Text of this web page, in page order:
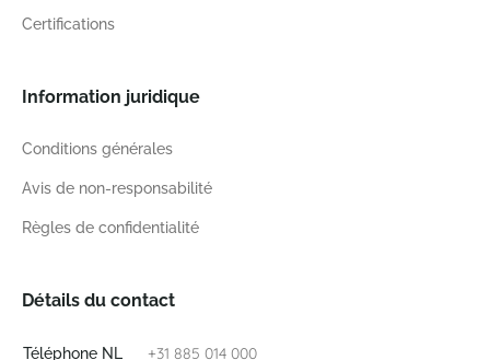
Certifications
Information juridique
Conditions générales
Avis de non-responsabilité
Règles de confidentialité
Détails du contact
Téléphone NL +31 885 014 000